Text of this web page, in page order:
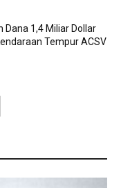
Dana 1,4 Miliar Dollar
Tempur ACSV